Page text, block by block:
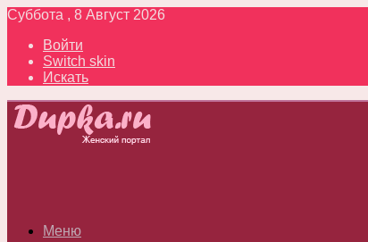
Суббота , 8 Август 2026
Войти
Switch skin
Искать
Меню